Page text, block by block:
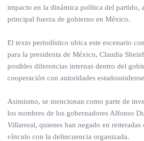
impacto en la dinámica política del partido,
principal fuerza de gobierno en México.
El texto periodístico ubica este escenario
para la presidenta de México, Claudia
posibles diferencias internas dentro del
cooperación con autoridades
Asimismo, se mencionan como parte de
los nombres de los gobernadores Alfonso
Villarreal, quienes han negado en reiteradas
vínculo con la delincuencia organizada.